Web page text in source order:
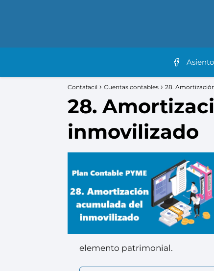
Contafacil Cuentas contables 28.
28.
inmovilizado
elemento patrimonial.